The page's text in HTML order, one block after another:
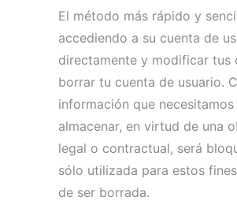
El método más rápido y
accediendo a su cuenta de
directamente y modificar tus
borrar tu cuenta de usuario.
información que necesitamos
almacenar, en virtud de una
legal o contractual, será
sólo utilizada para estos
de ser borrada.